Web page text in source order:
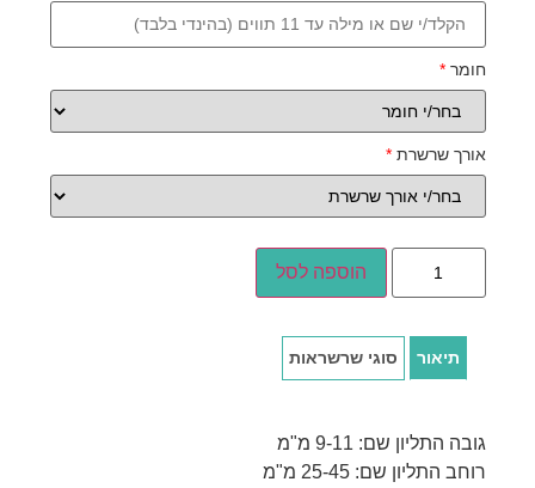
חומר*
אורך שרשרת*
הוספה לסל
תיאור סוגי שרשראות
גובה התליון שם: 9-11 מ"מ
רוחב התליון שם: 25-45 מ"מ